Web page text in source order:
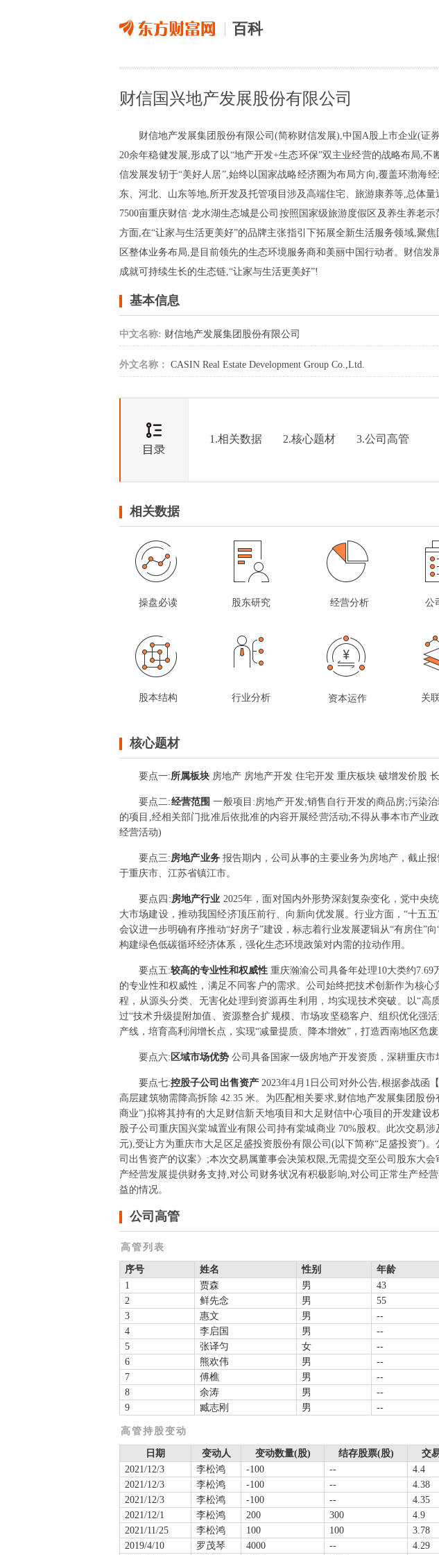
百科
财信国兴地产发展股份有限公司
财信地产发展集团股份有限公司(简称财信发展),中国A股上市企业(证
20余年稳健发展,形成了以“地产开发+生态环保”双主业经营的战略布局,
信发展发轫于“美好人居”,始终以国家战略经济圈为布局方向,覆盖环渤海
东、河北、山东等地,所开发及托管项目涉及高端住宅、旅游康养等,总体
7500亩重庆财信·龙水湖生态城是公司按照国家级旅游度假区及养生养老
方面,在“让家与生活更美好”的品牌主张指引下拓展全新生活服务领域,聚
区整体业务布局,是目前领先的生态环境服务商和美丽中国行动者。财信
成就可持续生长的生态链,“让家与生活更美好”!
基本信息
中文名称: 财信地产发展集团股份有限公司
外文名称： CASIN Real Estate Development Group Co.,Ltd.
1.相关数据 2.核心题材 3.公司高管
相关数据
操盘必读 股东研究 经营分析 公
股本结构 行业分析 资本运作 关
核心题材
要点一:所属板块 房地产 房地产开发 住宅开发 重庆板块 破增发价股
要点二:经营范围一般项目:房地产开发;销售自行开发的商品房;污染
的项目,经相关部门批准后依批准的内容开展经营活动;不得从事本市产业
经营活动)
要点三:房地产业务 报告期内，公司从事的主要业务为房地产，截止
于重庆市、江苏省镇江市。
要点 四 :房地产行业 2025年，面对国内外形势深刻复杂变化，党中央
大市场建设，推动我国经济顶压前行、向新向优发展。行业方面，“十五
会议进一步明确有序推动“好房子”建设，标志着行业发展逻辑从“有房住”
构建绿色低碳循环经济体系，强化生态环境政策对内需的拉动作用。
要点五:较高的专业性和权威性重庆瀚渝公司具备年处理10大类约
的专业性和权威性，满足不同客户的需求。公司始终把技术创新作为核
程，从源头分类、无害化处理到资源再生利用，均实现技术突破。以“
过“技术升级提附加值、资源整合扩规模、市场攻坚稳客户、组织优化强
产线，培育高利润增长点，实现“减量提质、降本增效”，打造西南地区危
要点六: 区域市场优势 公司具备国家一级房地产开发资质，深耕重庆市
要点七:控股子公司出售资产 2023年4月1日公司对外公告,根据参战函
高层建筑物需降高拆除 42.35 米。为匹配相关要求,财信地产发展集团股
商业”)拟将其持有的大足财信新天地项目和大足财信中心项目的开发建
股子公司重庆国兴棠城置业有限公司持有棠城商业 70%股权。此次交易
元),受让方为重庆市大足区足盛投资股份有限公司(以下简称“足盛投资”)
司出售资产的议案》;本次交易属董事会决策权限,无需提交至公司股东大
产经营发展提供财务支持,对公司财务状况有积极影响,对公司正常生产经
益的情况。
公司高管
高管列表
序号 姓名 性别 年龄
1
贾森 男 43
2
鲜先念 男 55
3
惠文 男 --
4
李启国 男 --
5
张译匀 女 --
6
熊欢伟 男 --
7
傅樵 男 --
8
余涛 男 --
9
臧志刚 男 --
高管持股变动
日期 变动人 变动数量(股) 结存股票(股) 交
2021/12/3
李松鸿 -100 -- 4.4
2021/12/3
李松鸿 -100 -- 4.38
2021/12/3
李松鸿 -100 -- 4.35
2021/12/1
李松鸿 200 300 4.9
2021/11/25
李松鸿 100 100 3.78
2019/4/10
罗茂琴 4000 -- 4.29